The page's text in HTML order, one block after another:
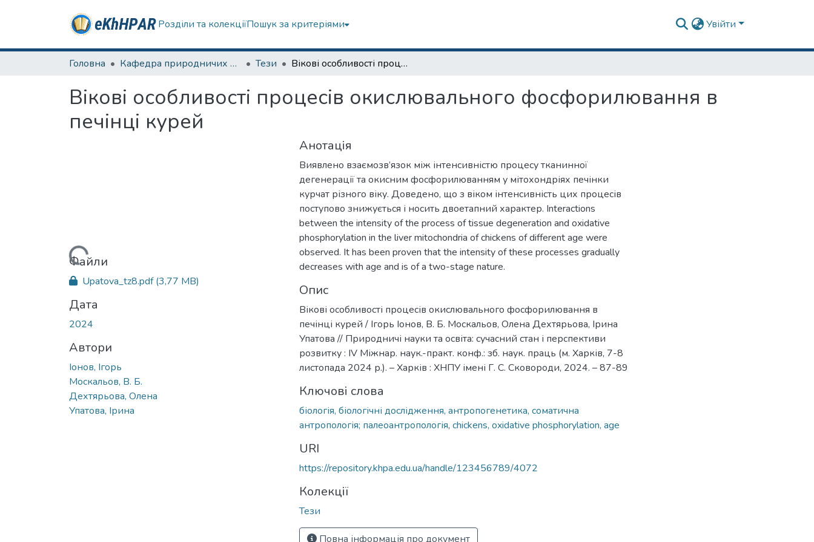
Розділи та колекціїПошук за критеріями Увійти
Головна Кафедра природничих наук та здоров'язбереження Тези Вікові особливості процесів окислювального фосфорилювання в печінці курей
Вікові особливості процесів окислювального фосфорилювання в
печінці курей
Вантажиться...
Файли
Upatova_tz8.pdf(3,77 MB)
Дата
2024
Автори
Іонов, Ігорь
Москальов, В. Б.
Дехтярьова, Олена
Упатова, Ірина
Анотація
Виявлено взаємозв’язок між інтенсивністю процесу тканинної
дегенерації та окисним фосфорилюванням у мітохондріях печінки
курчат різного віку. Доведено, що з віком інтенсивність цих процесів
поступово знижується і носить двоетапний характер. Interactions
between the intensity of the process of tissue degeneration and oxidative
phosphorylation in the liver mitochondria of chickens of different age were
observed. It has been proven that the intensity of these processes gradually
decreases with age and is of a two-stage nature.
Опис
Вікові особливості процесів окислювального фосфорилювання в
печінці курей / Ігорь Іонов, В. Б. Москальов, Олена Дехтярьова, Ірина
Упатова // Природничі науки та освіта: сучасний стан і перспективи
розвитку : IV Міжнар. наук.-практ. конф.: зб. наук. праць (м. Харків, 7-8
листопада 2024 р.). – Харків : ХНПУ імені Г. С. Сковороди, 2024. – 87-89
Ключові слова
біологія, біологічні дослідження, антропогенетика, соматична
антропологія; палеоантропологія, chickens, oxidative phosphorylation, age
URI
https://repository.khpa.edu.ua/handle/123456789/4072
Колекції
Тези
Повна інформація про документ